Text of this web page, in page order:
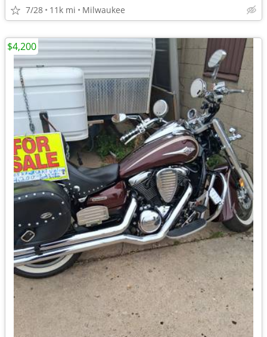
7/28 11k mi Milwaukee
$4,200